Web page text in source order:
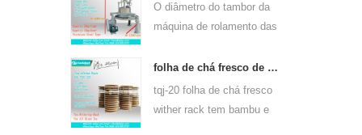
O diâmetro do tambor da
máquina de rolamento das
55 é 550mm, altura
400mm, produtividade é
75kg / h
folha de chá fresco de bambu wither rack tqj-20
tqj-20 folha de chá fresco
wither rack tem bambu e